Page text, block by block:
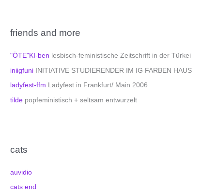
friends and more
"ÖTE"KI-ben lesbisch-feministische Zeitschrift in der Türkei
iniigfuni INITIATIVE STUDIERENDER IM IG FARBEN HAUS
ladyfest-ffm Ladyfest in Frankfurt/ Main 2006
tilde popfeministisch + seltsam entwurzelt
cats
auvidio
cats end